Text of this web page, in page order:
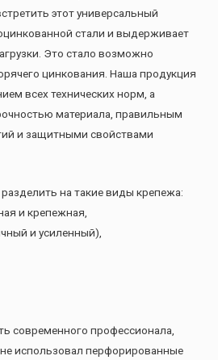
этот универсальный
стали и выдерживает
Это стало возможно
цинкования. Наша продукция
всех технических норм, а
материала, правильным
и защитными свойствами
на такие виды крепежа:
и крепежная,
и усиленный),
современного профессионала,
использовал перфорированные